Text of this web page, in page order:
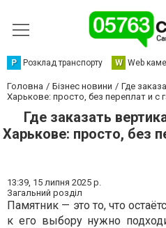
Р Розклад транспорту W Web
Головна Бізнес новини
Где
Харькове: просто, без переплат и с
Где заказать
Харькове: просто, без
13:39, 15 липня 2025 р.
Загальний розділ
Памятник — это то, что
к его выбору нужно